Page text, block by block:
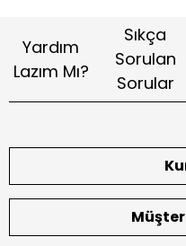
Yardım
Lazım Mı?
Sıkça
Sorulan
Sorular